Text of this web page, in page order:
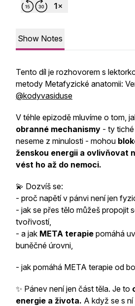
Show Notes
Tento díl je rozhovorem s
metody Metafyzické anatomii:
@kodyvasiduse
V téhle epizodě mluvíme o tom,
obranné mechanismy - ty
neseme z minulosti - mohou
ženskou energii a ovlivňovat
vést ho až do nemoci.
💫 Dozvíš se:
- proč napětí v pánvi není jen
- jak se přes tělo můžeš propojit
tvořivostí,
- a jak META terapie pomáhá
buněčné úrovni,
- jak pomáhá META terapie od
✨ Pánev není jen část těla. Je to
energie a života. A když se s